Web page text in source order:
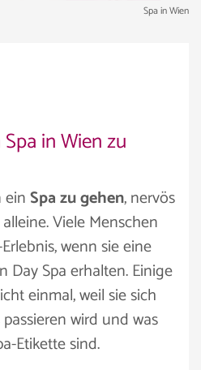
Spa in Wien
in Wien zu
einSpa zu gehen, nervös
Viele Menschen
wenn sie eine
Day Spa erhalten. Einige
einmal, weil sie sich
wird und was
Etikette sind.